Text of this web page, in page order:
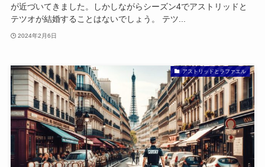
が近づいてきました。しかしながらシーズン4でアストリッドと
テツオが結婚することはないでしょう。 テツ...
2024年2月6日
アストリッドとラファエル